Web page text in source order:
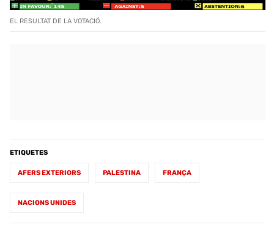
EL RESULTAT DE LA VOTACIÓ.
ETIQUETES
AFERS EXTERIORS PALESTINA FRANÇA
NACIONS UNIDES